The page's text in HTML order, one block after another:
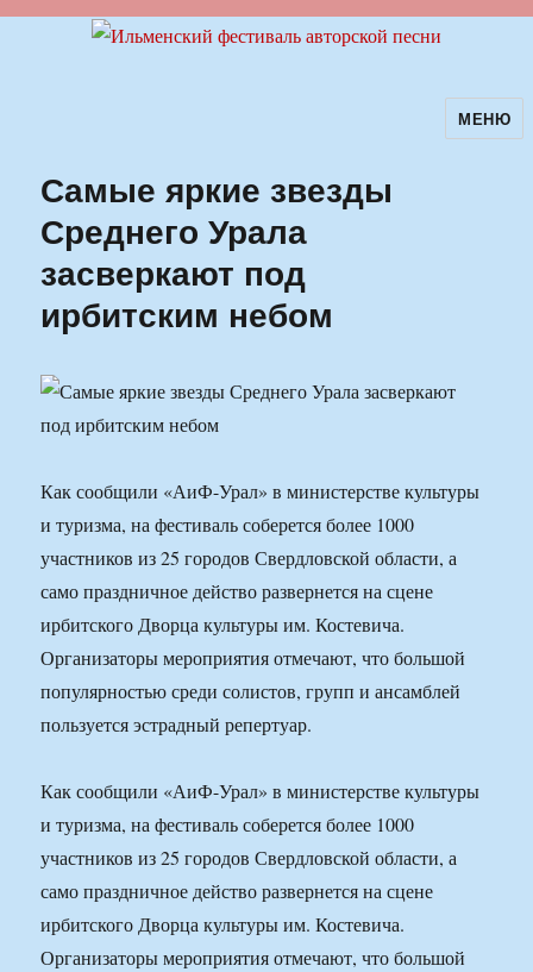
Ильменский фестиваль авторскойМЕНЮ
Самые яркие звезды
Среднего Урала
засверкают под
ирбитским небом
Как сообщили «АиФ-Урал» в министерстве культуры
и туризма, на фестиваль соберется более 1000
участников из 25 городов Свердловской области, а
само праздничное действо развернется на сцене
ирбитского Дворца культуры им. Костевича.
Организаторы мероприятия отмечают, что большой
популярностью среди солистов, групп и ансамблей
пользуется эстрадный репертуар.
Как сообщили «АиФ-Урал» в министерстве культуры
и туризма, на фестиваль соберется более 1000
участников из 25 городов Свердловской области, а
само праздничное действо развернется на сцене
ирбитского Дворца культуры им. Костевича.
Организаторы мероприятия отмечают, что большой